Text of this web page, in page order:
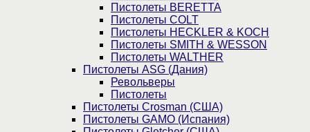
Пистолеты BERETTA
Пистолеты COLT
Пистолеты HECKLER & KOCH
Пистолеты SMITH & WESSON
Пистолеты WALTHER
Пистолеты ASG (Дания)
Револьверы
Пистолеты
Пистолеты Crosman (США)
Пистолеты GAMO (Испания)